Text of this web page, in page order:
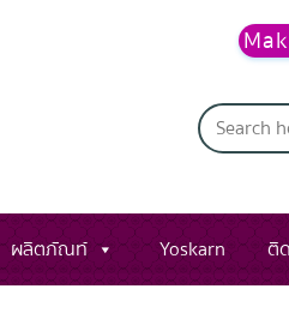
ผลิตภัณท์ Yoskarn ติ